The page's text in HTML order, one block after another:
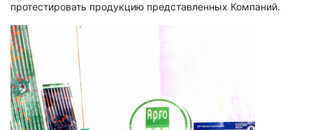
протестировать продукцию представленных Компаний.